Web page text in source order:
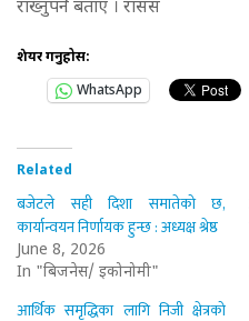
राख्नुपर्ने बताए । रासस
शेयर गर्नुहोस:
WhatsApp
Related
बजेटले सही दिशा समातेको छ,
कार्यान्वयन निर्णायक हुन्छ : अध्यक्ष श्रेष्ठ
June 8, 2026
In "बिजनेस/ इकोनोमी"
आर्थिक समृद्धिका लागि निजी क्षेत्रको